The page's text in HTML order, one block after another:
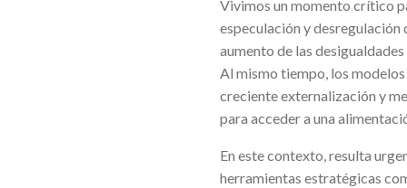
Vivimos un momento crítico
especulación y
aumento de las
Al mismo tiempo, los
creciente externalización y
para acceder a una
En este contexto, resulta
herramientas estratégicas